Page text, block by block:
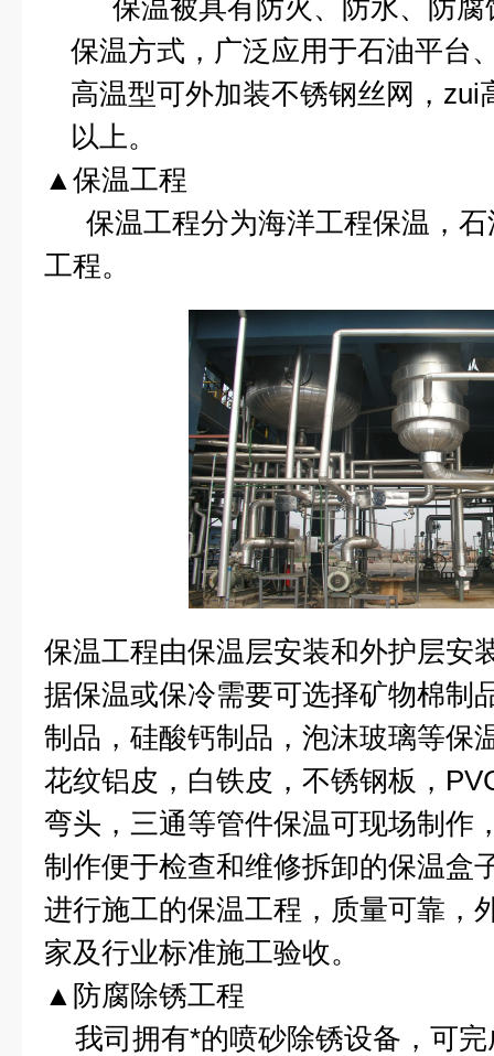
保温被具有防火、防水、防
保温方式，广泛应用于石油平台
高温型可外加装不锈钢丝网，zui
以上。
▲保温工程
保温工程分为海洋工程保温，
工程。
保温工程由保温层安装和外护层安
据保温或保冷需要可选择矿物棉制
制品，硅酸钙制品，泡沫玻璃等保
花纹铝皮，白铁皮，不锈钢板，
弯头，三通等管件保温可现场制作
制作便于检查和维修拆卸的保温盒
进行施工的保温工程，质量可靠，
家及行业标准施工验收。
▲防腐除锈工程
我司拥有*的喷砂除锈设备，可